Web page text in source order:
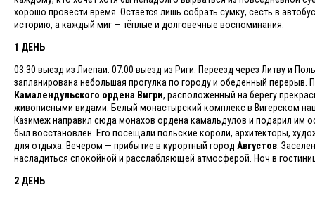
хорошо провести время. Остаётся лишь собрать сумку, сесть в
историю, а каждый миг — тёплые и долговечные воспоминания.
1 ДЕНЬ
03:30 выезд из Лиепаи. 07:00 выезд из Риги. Переезд через Литву и
запланирована небольшая прогулка по городу и обеденный
Камалендульского ордена Вигри, расположенный на берегу
живописными видами. Белый монастырский комплекс в Вигерском
Казимеж направил сюда монахов ордена камальдулов и подарил им
был восстановлен. Его посещали польские короли, архитекторы,
для отдыха. Вечером — прибытие в курортный город Августов .
насладиться спокойной и расслабляющей атмосферой. Ноч в
2 ДЕНЬ